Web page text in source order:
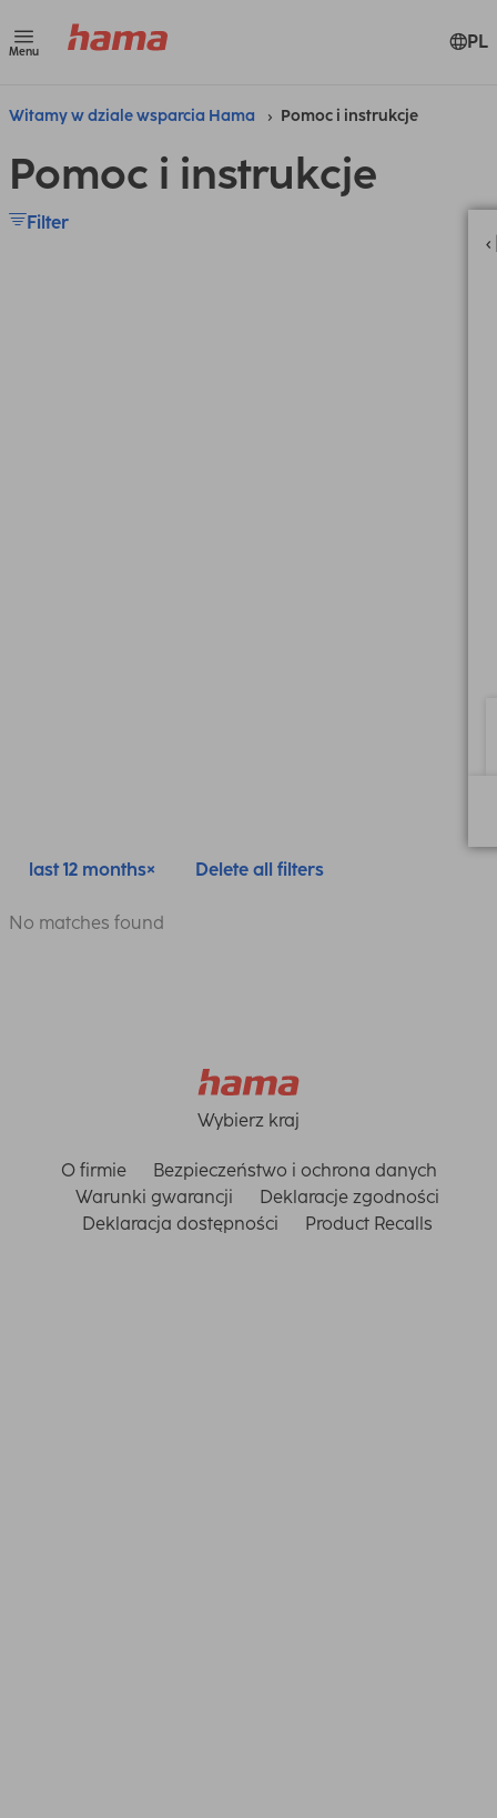
Menu PL
Witamy w dziale wsparcia Hama Pomoc i instrukcje
Pomoc i instrukcje
Filter
last 12 months Delete all filters
No matches found
Wybierz kraj
O firmie
Bezpieczeństwo i ochrona danych
Warunki gwarancji
Deklaracje zgodności
Deklaracja dostępności
Product Recalls